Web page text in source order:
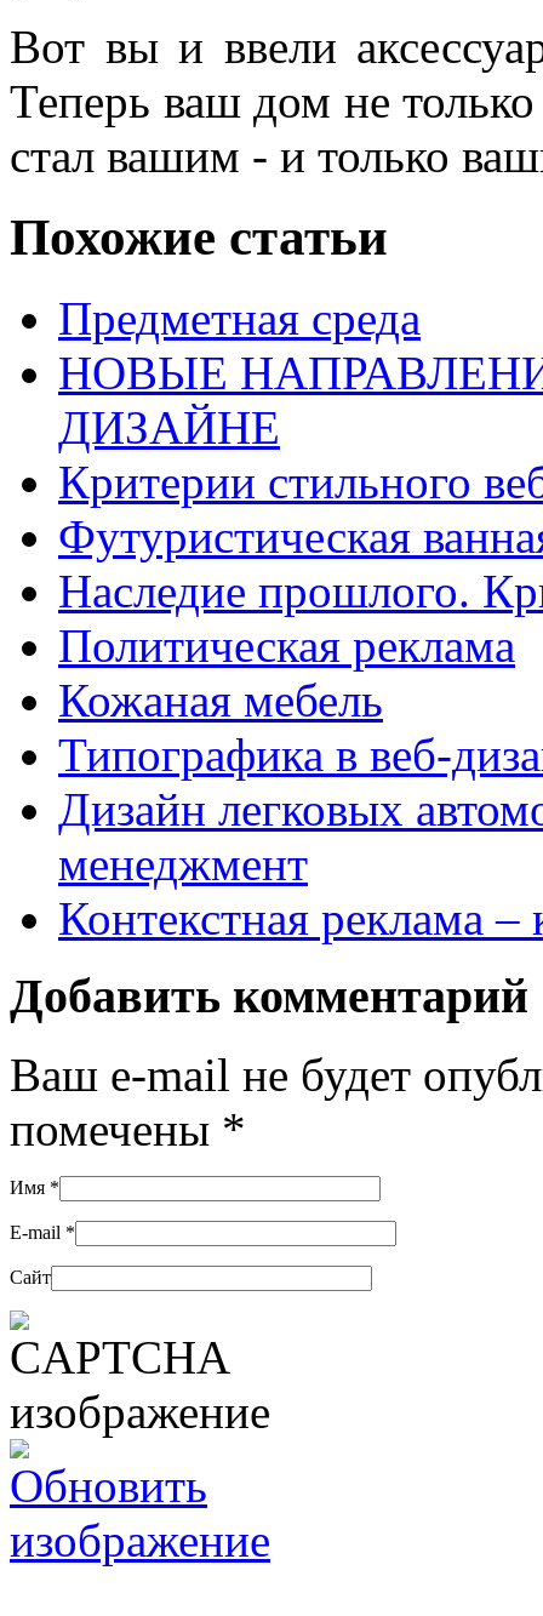
Вот вы и ввели
Теперь ваш дом не
стал вашим - и только
Похожие статьи
Предметная среда
НОВЫЕ
ДИЗАЙНЕ
Критерии стильного
Футуристическая
Наследие прошлого.
Политическая реклама
Кожаная мебель
Типографика в веб-
Дизайн легковых
менеджмент
Контекстная реклама
Добавить комментарий
Ваш e-mail не будет
помечены *
Имя *
E-mail *
Сайт